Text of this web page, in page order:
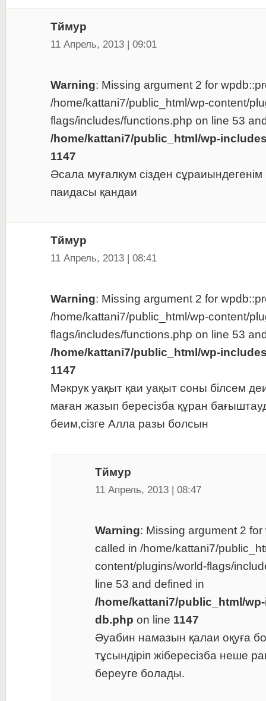
Тймур
11 Апрель, 2013 | 09:01
Warning: Missing argument 2 for
/home/kattani7/public_html/wp-content/
flags/includes/functions.php on line 53
/home/kattani7/public_html/wp-
1147
Әсала муғалкум сізден
паидасы қандаи
Тймур
11 Апрель, 2013 | 08:41
Warning: Missing argument 2 for
/home/kattani7/public_html/wp-content/
flags/includes/functions.php on line 53
/home/kattani7/public_html/wp-
1147
Мәкрук уақыт қаи уақыт соны білсем
маған жазып бересізба құран
беим,сізге Алла разы болсын
Тймур
11 Апрель, 2013 | 08:47
Warning: Missing argument 2
called in /home/kattani7/
content/plugins/world-flags/
line 53 and defined in
/home/kattani7/public_html/
db.php on line 1147
Әуабин намазын қалаи оқуға
тұсындіріп жібересізба неше
береуге болады.